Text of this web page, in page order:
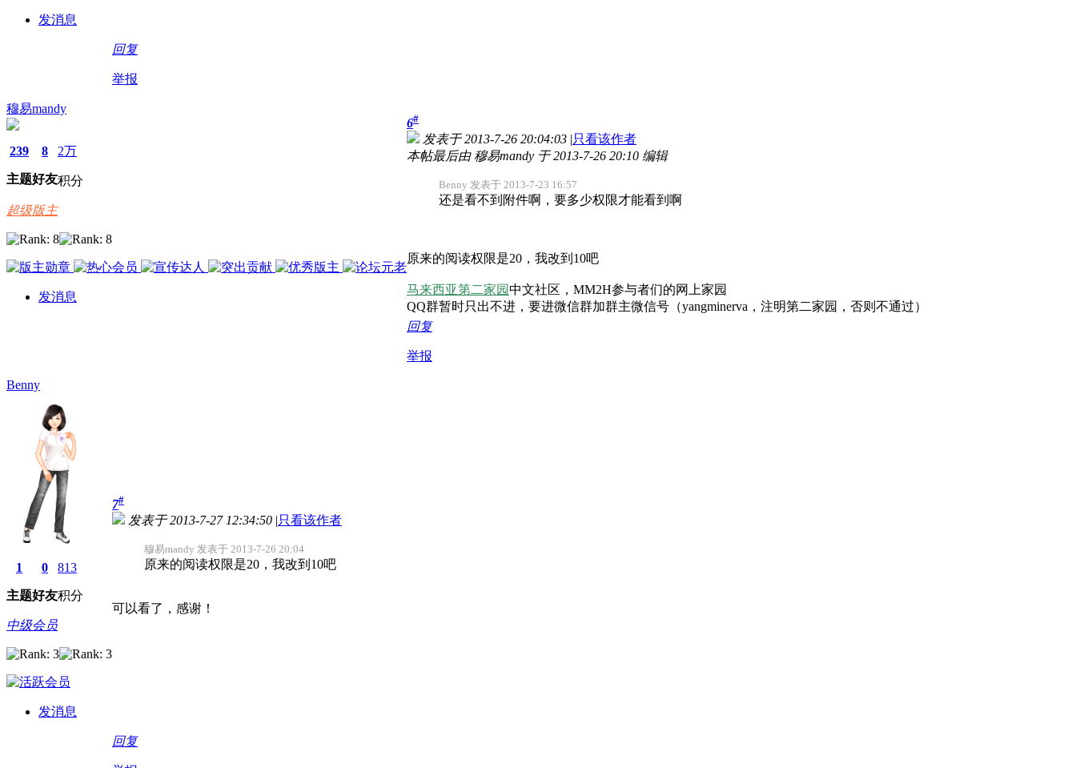
发消息
回复
举报
穆易mandy
239
主题
8
好友
2万
积分
超级版主
发消息
6#
发表于 2013-7-26 20:04:03 |只看该作者
本帖最后由 穆易mandy 于 2013-7-26 20:10 编辑
Benny 发表于 2013-7-23 16:57
还是看不到附件啊，要多少权限才能看到啊
原来的阅读权限是20，我改到10吧
马来西亚第二家园中文社区，MM2H参与者们的网上家园
QQ群暂时只出不进，要进微信群加群主微信号（yangminerva，注明第二家园，否则不通过）
回复
举报
Benny
1
主题
0
好友
813
积分
中级会员
发消息
7#
发表于 2013-7-27 12:34:50 |只看该作者
穆易mandy 发表于 2013-7-26 20:04
原来的阅读权限是20，我改到10吧
可以看了，感谢！
回复